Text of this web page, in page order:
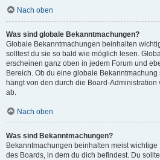
Nach oben
Was sind globale Bekanntmachungen?
Globale Bekanntmachungen beinhalten
solltest du sie so bald wie möglich lesen.
erscheinen ganz oben in jedem Forum und
Bereich. Ob du eine globale
hängt von den durch die Board-
ab.
Nach oben
Was sind Bekanntmachungen?
Bekanntmachungen beinhalten meist
des Boards, in dem du dich befindest. Du